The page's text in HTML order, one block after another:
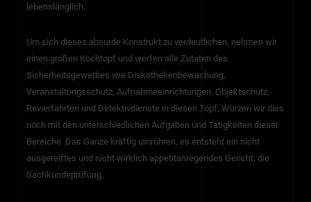
lebenslänglich.
Um sich dieses absurde Konstrukt zu verdeutlichen, nehmen wir
einen großen Kochtopf und werfen alle Zutaten des
Sicherheitsgewerbes wie Diskothekenbewachung,
Veranstaltungsschutz, Aufnahmeeinrichtungen, Objektschutz,
Revierfahrten und Detektivdienste in diesen Topf. Würzen wir dies
noch mit den unterschiedlichen Aufgaben und Tätigkeiten dieser
Bereiche. Das Ganze kräftig umrühren, es entsteht ein nicht
ausgereiftes und nicht wirklich appetitanregendes Gericht, die
Sachkundeprüfung.